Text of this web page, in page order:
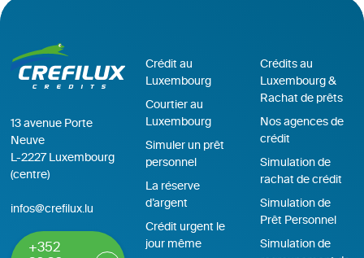
13 avenue Porte
Neuve
L-2227 Luxembourg
(centre)
infos@crefilux.lu
+352
Crédit au
Luxembourg
Courtier au
Luxembourg
Simuler un prêt
personnel
La réserve
d’argent
Crédit urgent le
jour même
Crédits au
Luxembourg &
Rachat de prêts
Nos agences de
crédit
Simulation de
rachat de crédit
Simulation de
Prêt Personnel
Simulation de